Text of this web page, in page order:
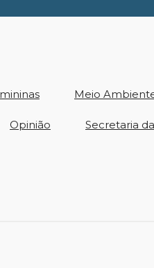
Meio
Opinião Secretaria